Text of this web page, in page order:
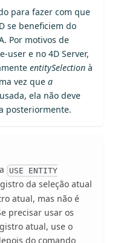
para fazer com que
se beneficiem do
Por motivos de
user e no 4D Server,
entitySelection à
vez quea
ela não deve
posteriormente.
USE ENTITY
da seleção atual
atual, mas não é
precisar usar os
atual, use o
do comando